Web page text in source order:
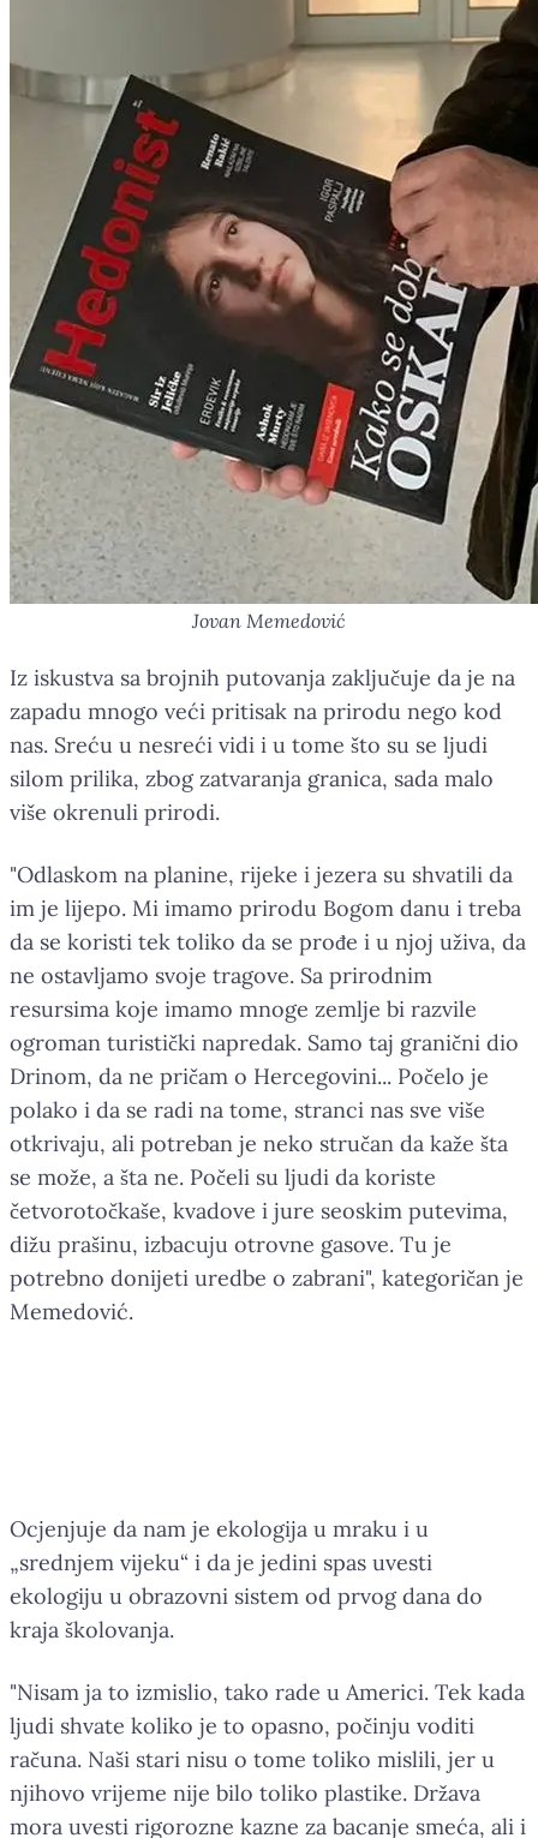
Jovan Memedović
Iz iskustva sa brojnih putovanja zaključuje da je na
zapadu mnogo veći pritisak na prirodu nego kod
nas. Sreću u nesreći vidi i u tome što su se ljudi
silom prilika, zbog zatvaranja granica, sada malo
više okrenuli prirodi.
"Odlaskom na planine, rijeke i jezera su shvatili da
im je lijepo. Mi imamo prirodu Bogom danu i treba
da se koristi tek toliko da se prođe i u njoj uživa, da
ne ostavljamo svoje tragove. Sa prirodnim
resursima koje imamo mnoge zemlje bi razvile
ogroman turistički napredak. Samo taj granični dio
Drinom, da ne pričam o Hercegovini... Počelo je
polako i da se radi na tome, stranci nas sve više
otkrivaju, ali potreban je neko stručan da kaže šta
se može, a šta ne. Počeli su ljudi da koriste
četvorotočkaše, kvadove i jure seoskim putevima,
dižu prašinu, izbacuju otrovne gasove. Tu je
potrebno donijeti uredbe o zabrani", kategoričan je
Memedović.
Ocjenjuje da nam je ekologija u mraku i u
„srednjem vijeku“ i da je jedini spas uvesti
ekologiju u obrazovni sistem od prvog dana do
kraja školovanja.
"Nisam ja to izmislio, tako rade u Americi. Tek kada
ljudi shvate koliko je to opasno, počinju voditi
računa. Naši stari nisu o tome toliko mislili, jer u
njihovo vrijeme nije bilo toliko plastike. Država
mora uvesti rigorozne kazne za bacanje smeća, ali i